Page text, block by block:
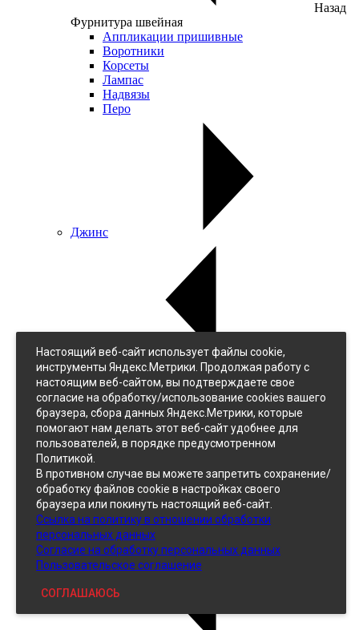
Назад
Фурнитура швейная
Аппликации пришивные
Воротники
Корсеты
Лампас
Надвязы
Перо
Джинс
Джинс
Однотонный
Принтованный
Кожзам
Настоящий веб-сайт использует файлы cookie,
инструменты Яндекс.Метрики. Продолжая работу с
настоящим веб-сайтом, вы подтверждаете свое
согласие на обработку/использование cookies вашего
браузера, сбора данных Яндекс.Метрики, которые
помогают нам делать этот веб-сайт удобнее для
пользователей, в порядке предусмотренном
Политикой.
В противном случае вы можете запретить сохранение/
обработку файлов cookie в настройках своего
браузера или покинуть настоящий веб-сайт.
Ссылка на политику в отношении обработки
персональных данных
Согласие на обработку персональных данных
Пользовательское соглашение
СОГЛАШАЮСЬ